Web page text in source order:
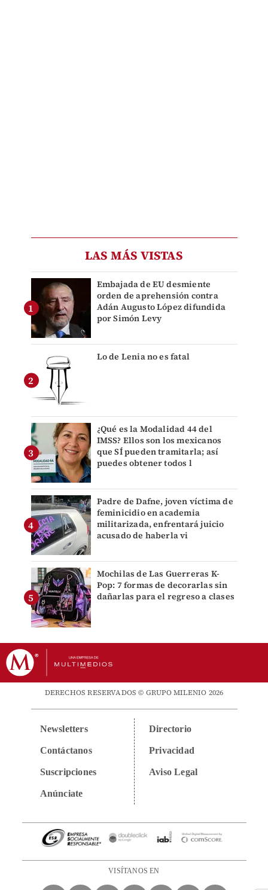
LAS MÁS VISTAS
Embajada de EU desmiente
orden de aprehensión contra
Adán Augusto López difundida
por Simón Levy
Lo de Lenia no es fatal
¿Qué es la Modalidad 44 del
IMSS? Ellos son los mexicanos
que SÍ pueden tramitarla; así
puedes obtener todos l
Padre de Dafne, joven víctima de
feminicidio en academia
militarizada, enfrentará juicio
acusado de haberla vi
Mochilas de Las Guerreras K-
Pop: 7 formas de decorarlas sin
dañarlas para el regreso a clases
DERECHOS RESERVADOS © GRUPO MILENIO 2026
Newsletters
Contáctanos
Suscripciones
Anúnciate
Directorio
Privacidad
Aviso Legal
VISÍTANOS EN